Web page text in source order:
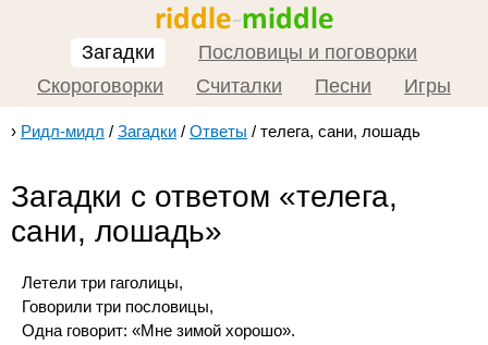
Загадки
Пословицы и поговорки
Скороговорки
Считалки Песни Игры
› Ридл-мидл / Загадки / Ответы / телега, сани, лошадь
Загадки с ответом «телега,
сани, лошадь»
Летели три гаголицы,
Говорили три пословицы,
Одна говорит: «Мне зимой хорошо».